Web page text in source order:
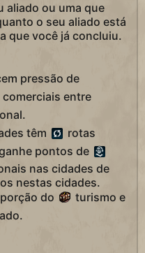
aliado ou uma que
o seu aliado está
que você já concluiu.
pressão de
comerciais entre
têm
rotas
pontos de
nas cidades de
nestas cidades.
do
turismo e